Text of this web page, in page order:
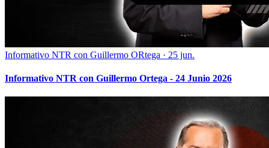
Informativo NTR con Guillermo ORtega · 25 jun.
Informativo NTR con Guillermo Ortega - 24 Junio 2026